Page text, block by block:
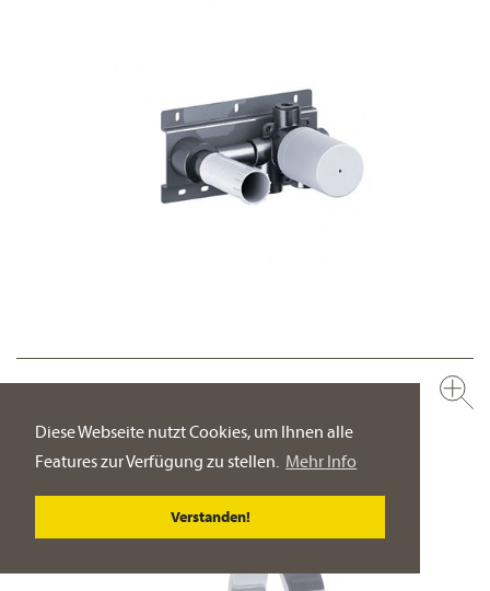
Diese Webseite nutzt Cookies, um Ihnen alle
Features zur Verfügung zu stellen. Mehr Info
Verstanden!
649.20.362.000
Bedienhebel rechts
PRODUKT-DETAILSEITE